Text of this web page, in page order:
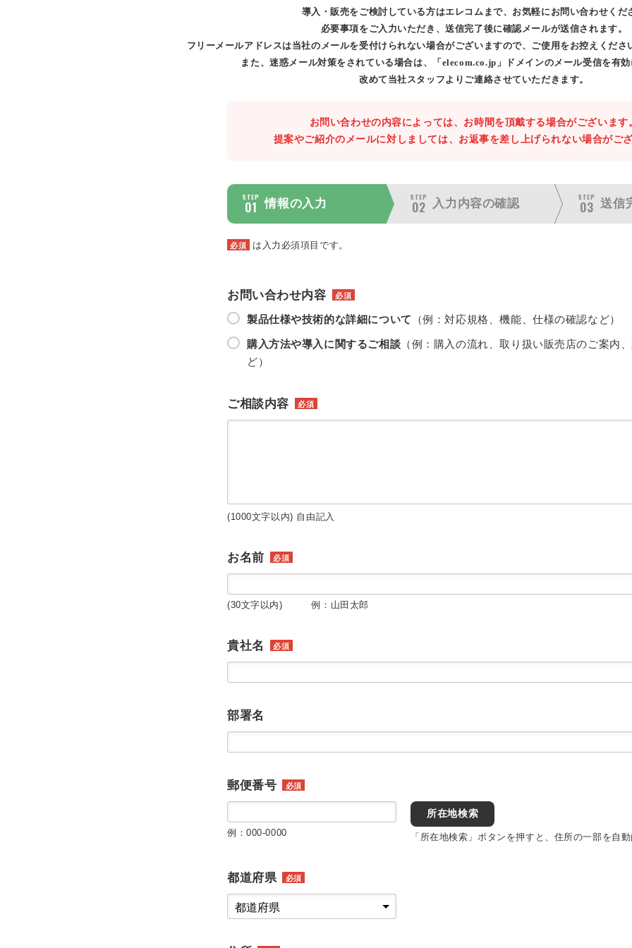
導入・販売をご検討している方はエレコムまで、お気軽にお問い合わせくだ
必要事項をご入力いただき、送信完了後に確認メールが送信されます。
フリーメールアドレスは当社のメールを受付けられない場合がございますので、ご使用をお控えくださ
また、迷惑メール対策をされている場合は、「elecom.co.jp」ドメインのメール受信を有効
改めて当社スタッフよりご連絡させていただきます。
お問い合わせの内容によっては、お時間を頂戴する場合がございます
提案やご紹介のメールに対しましては、お返事を差し上げられない場合がござ
STEP
01 情報の入力
STEP
02 入力内容の確認
STEP
03 送信
必須 は入力必須項目です。
お問い合わせ内容 必須
製品仕様や技術的な詳細について （例：対応規格、機能、仕様の確認など）
購入方法や導入に関するご相談 （例：購入の流れ、取り扱い販売店のご案内
ど）
ご相談内容 必須
(1000文字以内) 自由記入
お名前 必須
(30文字以内) 例：山田太郎
貴社名 必須
部署名
郵便番号 必須
例：000-0000
所在地検索
「所在地検索」ボタンを押すと、住所の一部を自動
都道府県 必須